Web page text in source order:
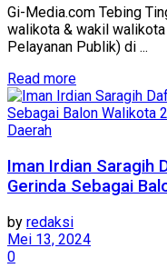
Gi-Media.com Tebing
walikota & wakil
Pelayanan Publik) di ...
Read more
Daerah
Iman Irdian Saragih
Gerinda Sebagai
by redaksi
Mei 13, 2024
0